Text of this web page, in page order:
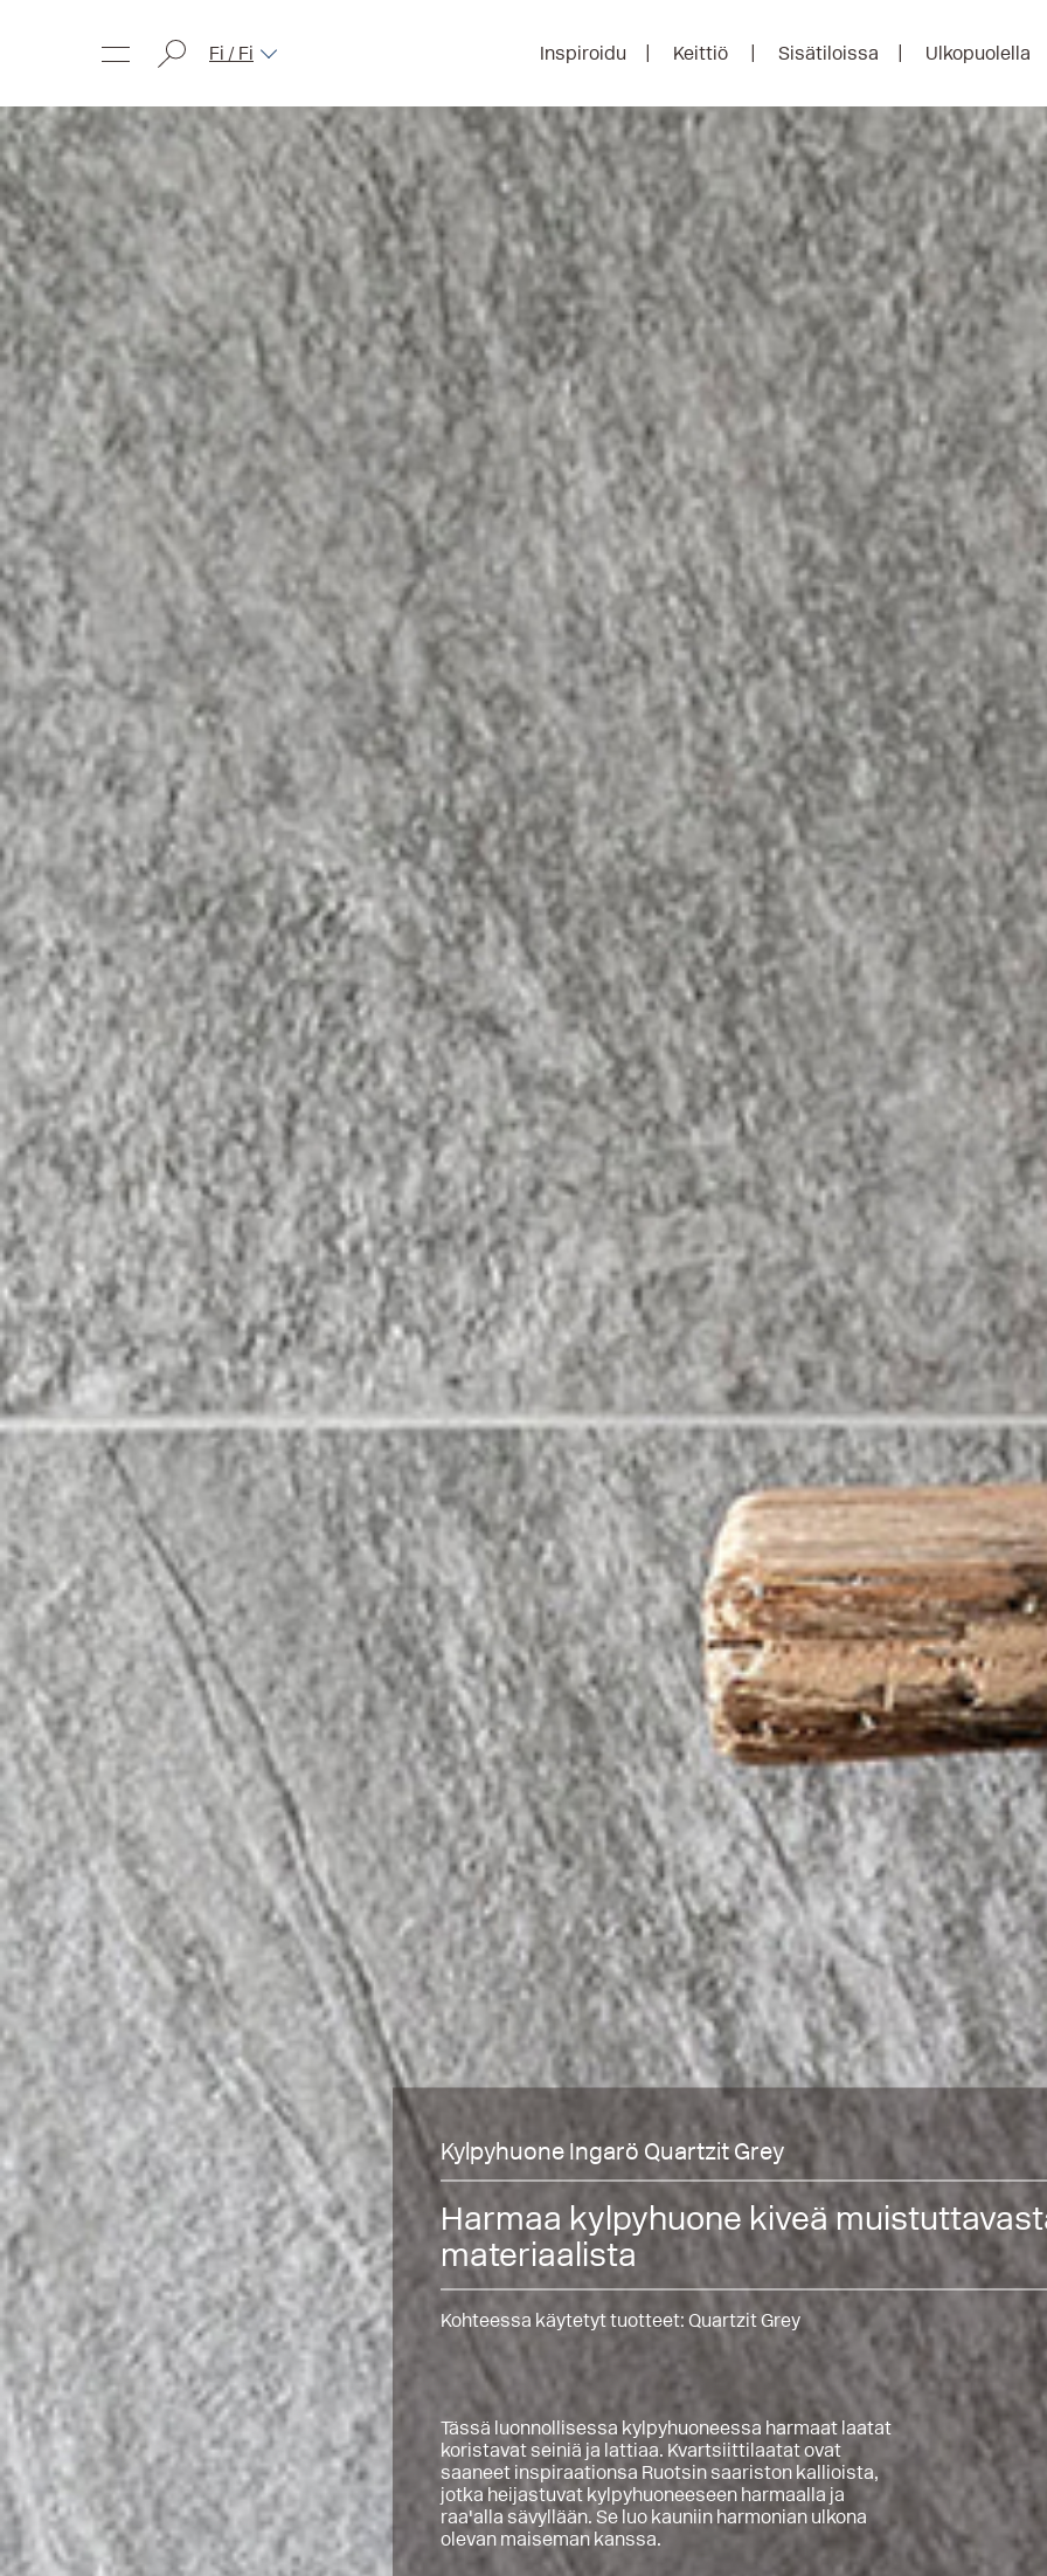
Fi / Fi Inspiroidu Keittiö Sisätiloissa Ulkopuolella
Kylpyhuone Ingarö Quartzit Grey
Harmaa kylpyhuone kiveä
materiaalista
Kohteessa käytetyt tuotteet: Quartzit Grey
Tässä luonnollisessa kylpyhuoneessa harmaat laatat
koristavat seiniä ja lattiaa. Kvartsiittilaatat ovat
saaneet inspiraationsa Ruotsin saariston kallioista,
jotka heijastuvat kylpyhuoneeseen harmaalla ja
raa'alla sävyllään. Se luo kauniin harmonian ulkona
olevan maiseman kanssa.